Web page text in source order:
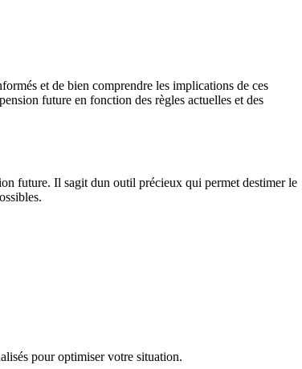
et de bien comprendre les implications de ces
future en fonction des règles actuelles et des
future. Il sagit dun outil précieux qui permet destimer le
pour optimiser votre situation.